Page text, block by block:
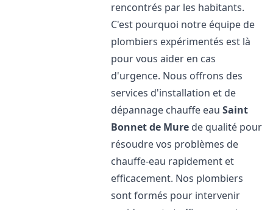
rencontrés par les habitants.
C'est pourquoi notre équipe de
plombiers expérimentés est là
pour vous aider en cas
d'urgence. Nous offrons des
services d'installation et de
dépannage chauffe eauSaint
Bonnet de Mure de qualité pour
résoudre vos problèmes de
chauffe-eau rapidement et
efficacement. Nos plombiers
sont formés pour intervenir